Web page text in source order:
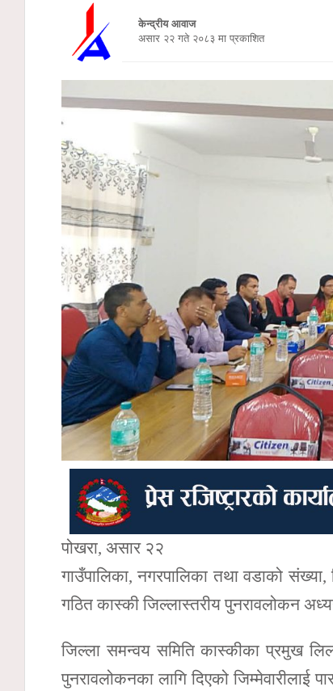
केन्द्रीय आवाज
असार २२ गते २०८३ मा प्रकाशित
पोखरा, असार २२
गाउँपालिका, नगरपालिका तथा वडाको
गठित कास्की जिल्लास्तरीय पुनरावलोकन
जिल्ला समन्वय समिति कास्कीका प्रमुख
पुनरावलोकनका लागि दिएको जिम्मेवारीलाई